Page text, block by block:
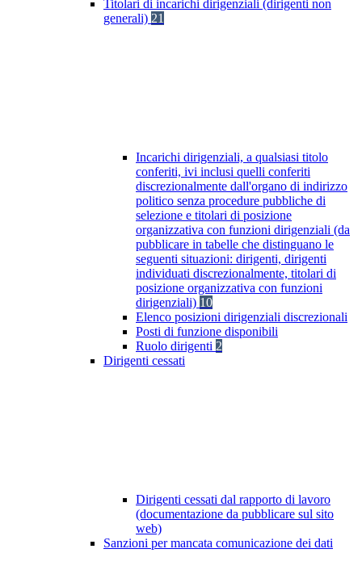
Titolari di incarichi dirigenziali (dirigenti non
generali) 21
Incarichi dirigenziali, a qualsiasi titolo
conferiti, ivi inclusi quelli conferiti
discrezionalmente dall'organo di indirizzo
politico senza procedure pubbliche di
selezione e titolari di posizione
organizzativa con funzioni dirigenziali (da
pubblicare in tabelle che distinguano le
seguenti situazioni: dirigenti, dirigenti
individuati discrezionalmente, titolari di
posizione organizzativa con funzioni
dirigenziali) 10
Elenco posizioni dirigenziali discrezionali
Posti di funzione disponibili
Ruolo dirigenti 2
Dirigenti cessati
Dirigenti cessati dal rapporto di lavoro
(documentazione da pubblicare sul sito
web)
Sanzioni per mancata comunicazione dei dati